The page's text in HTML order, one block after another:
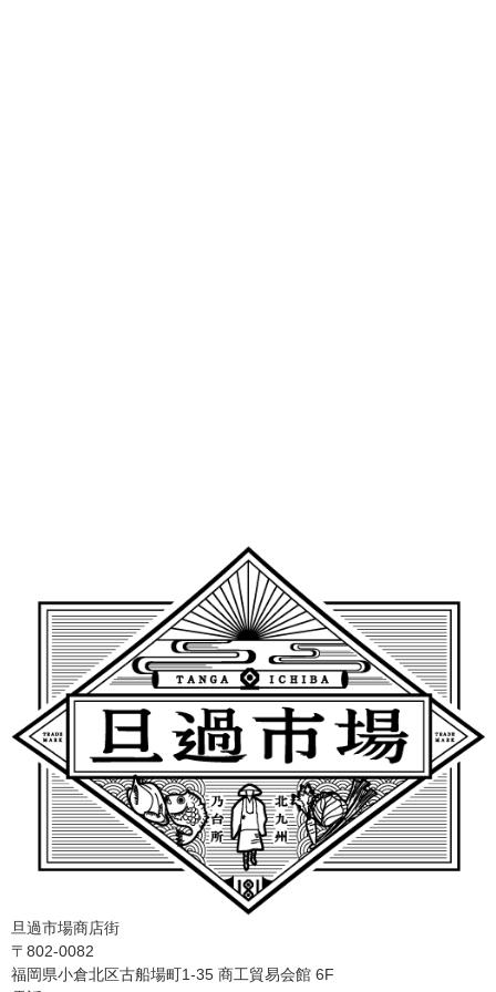
旦過市場商店街
〒802-0082
福岡県小倉北区古船場町1-35 商工貿易会館 6F